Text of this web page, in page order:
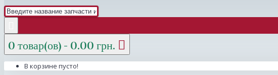
0 товар(ов) - 0.00 грн.
В корзине пусто!